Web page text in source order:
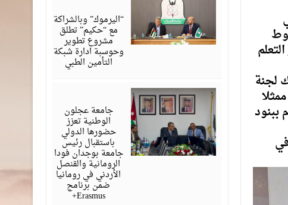
لجنة
ببنود
“اليرموك” وبالشراكة
مع “حكيم” تطلق
مشروع تطوير
وحوسبة ادارة شبكة
التأمين الطبي
جامعة عجلون
الوطنية تعزز
حضورها الدولي
باستقبال رئيس
جامعة بوجدان فودا
الرومانية والقنصل
الأردني في رومانيا
ضمن برنامج
Erasmus+